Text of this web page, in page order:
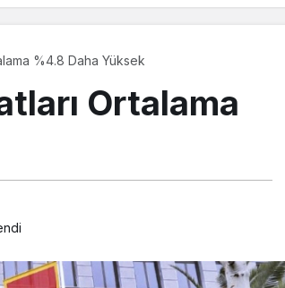
%4.8 Daha Yüksek
Ortalama